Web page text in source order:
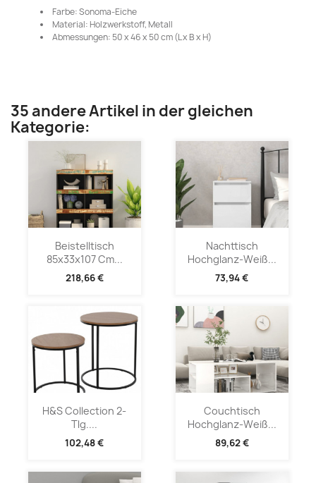
Farbe: Sonoma-Eiche
Material: Holzwerkstoff, Metall
Abmessungen: 50 x 46 x 50 cm (L x B x H)
35 andere Artikel in der gleichen
Kategorie:
Beistelltisch
85x33x107 Cm...
218,66 €
Nachttisch
Hochglanz-Weiß...
73,94 €
H&S Collection 2-
Tlg....
102,48 €
Couchtisch
Hochglanz-Weiß...
89,62 €